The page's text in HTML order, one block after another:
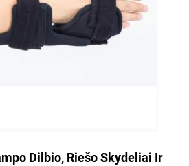
Dilbio, Riešo Skydeliai Ir